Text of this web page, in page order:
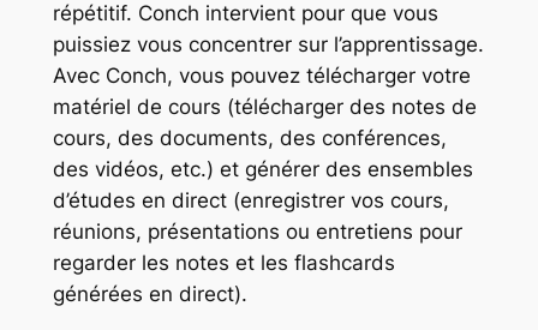
répétitif. Conch intervient pour que vous
puissiez vous concentrer sur l’apprentissage.
Avec Conch, vous pouvez télécharger votre
matériel de cours (télécharger des notes de
cours, des documents, des conférences,
des vidéos, etc.) et générer des ensembles
d’études en direct (enregistrer vos cours,
réunions, présentations ou entretiens pour
regarder les notes et les flashcards
générées en direct).